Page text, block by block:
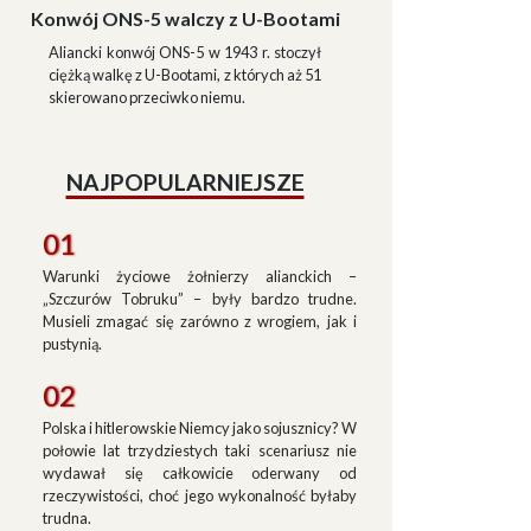
Konwój ONS-5 walczy z U-Bootami
Aliancki konwój ONS-5 w 1943 r. stoczył
ciężką walkę z U-Bootami, z których aż 51
skierowano przeciwko niemu.
NAJPOPULARNIEJSZE
01
Warunki życiowe żołnierzy alianckich –
„Szczurów Tobruku” – były bardzo trudne.
Musieli zmagać się zarówno z wrogiem, jak i
pustynią.
02
Polska i hitlerowskie Niemcy jako sojusznicy? W
połowie lat trzydziestych taki scenariusz nie
wydawał się całkowicie oderwany od
rzeczywistości, choć jego wykonalność byłaby
trudna.